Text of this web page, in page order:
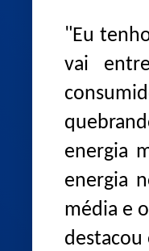
"Eu
vai
energia
energia
média e